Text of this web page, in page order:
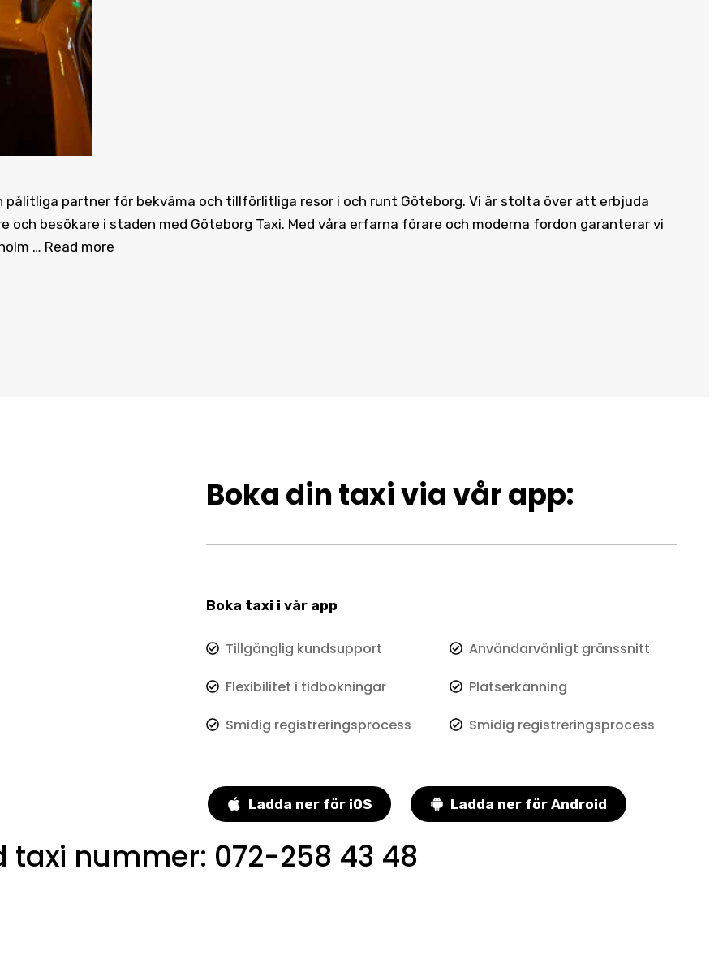
pålitliga partner för bekväma och tillförlitliga resor i och runt Göteborg. Vi är stolta över att erbjuda
besökare i staden med Göteborg Taxi. Med våra erfarna förare och moderna fordon garanterar vi
… Read more
Boka din taxi via vår app:
Boka taxi i vår app
Tillgänglig kundsupport
Flexibilitet i tidbokningar
Smidig registreringsprocess
Användarvänligt gränssnitt
Platserkänning
Smidig registreringsprocess
Ladda ner för iOS Ladda ner för Android
taxi nummer: 072-258 43 48